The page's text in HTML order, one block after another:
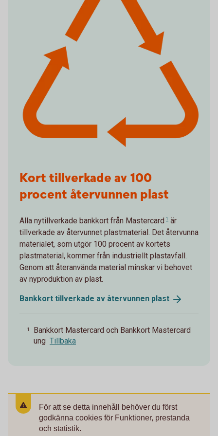
Kort tillverkade av 100
procent återvunnen plast
Alla nytillverkade bankkort från Mastercard 1 är
tillverkade av återvunnet plastmaterial. Det återvunna
materialet, som utgör 100 procent av kortets
plastmaterial, kommer från industriellt plastavfall.
Genom att återanvända material minskar vi behovet
av nyproduktion av plast.
Bankkort tillverkade av återvunnen plast
1
Bankkort Mastercard och Bankkort Mastercard
ung Tillbaka
För att se detta innehåll behöver du först
godkänna cookies för Funktioner, prestanda
och statistik.